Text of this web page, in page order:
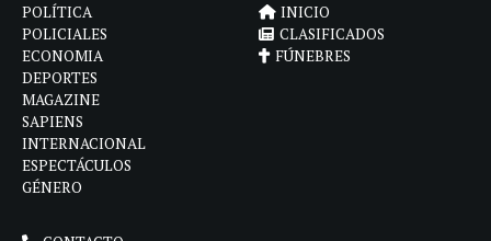
POLÍTICA
POLICIALES
ECONOMIA
DEPORTES
MAGAZINE
SAPIENS
INTERNACIONAL
ESPECTÁCULOS
GÉNERO
INICIO
CLASIFICADOS
FÚNEBRES